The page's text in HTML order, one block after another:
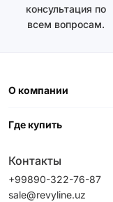
консультация по
всем вопросам.
О компании
Где купить
Контакты
+99890-322-76-87
sale@revyline.uz